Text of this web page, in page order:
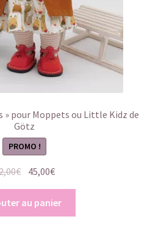
» pour Moppets ou Little Kidz de
Götz
PROMO !
€ Le
prix
initial
était :
45,00€Le
prix
actuel
est :
au panier